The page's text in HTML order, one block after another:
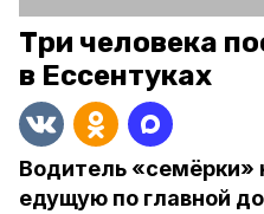
Три человека
в Ессентуках
Водитель «семёрки»
едущую по главной